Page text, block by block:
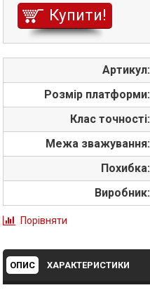
Купити!
Артикул:
Розмір платформи:
Клас точності:
Межа зважування:
Похибка:
Виробник:
Порівняти
ОПИС ХАРАКТЕРИСТИКИ